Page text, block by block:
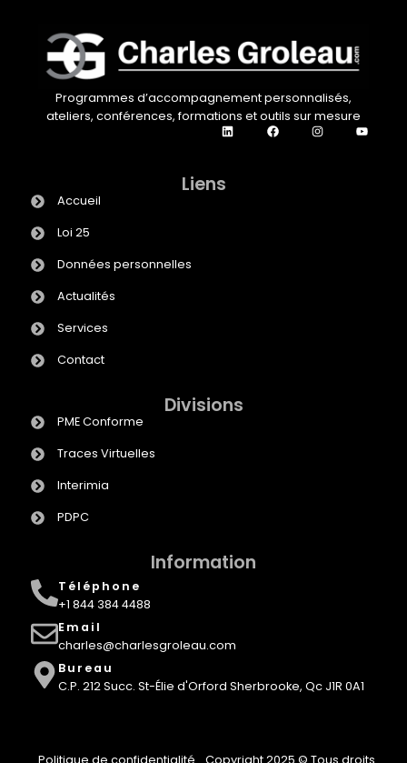
Programmes d’accompagnement personnalisés,
ateliers, conférences, formations et outils sur mesure
Liens
Accueil
Loi 25
Données personnelles
Actualités
Services
Contact
Divisions
PME Conforme
Traces Virtuelles
Interimia
PDPC
Information
Téléphone
+1 844 384 4488
Email
charles@charlesgroleau.com
Bureau
C.P. 212 Succ. St-Élie d'Orford Sherbrooke, Qc J1R 0A1
Politique de confidentialité Copyright 2025 © Tous droits